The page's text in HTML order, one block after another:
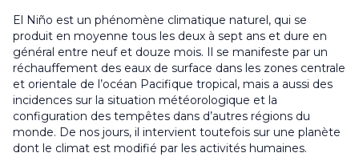
El Niño est un phénomène climatique naturel, qui se
produit en moyenne tous les deux à sept ans et dure en
général entre neuf et douze mois. Il se manifeste par un
réchauffement des eaux de surface dans les zones centrale
et orientale de l’océan Pacifique tropical, mais a aussi des
incidences sur la situation météorologique et la
configuration des tempêtes dans d’autres régions du
monde. De nos jours, il intervient toutefois sur une planète
dont le climat est modifié par les activités humaines.